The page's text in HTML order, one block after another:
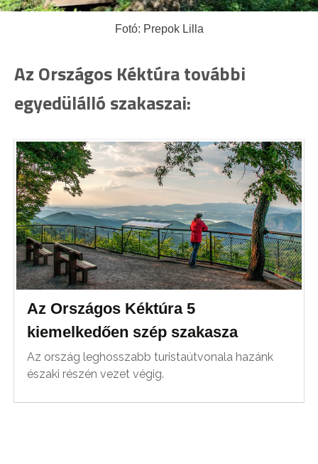
Fotó: Prepok Lilla
Az Országos Kéktúra további
egyedülálló szakaszai:
Az Országos Kéktúra 5
kiemelkedően szép szakasza
Az ország leghosszabb turistaútvonala hazánk
északi részén vezet végig.